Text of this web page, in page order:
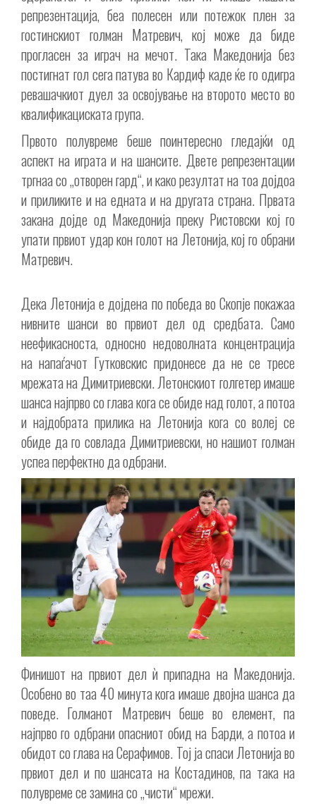
репрезентација, беа полесен или потежок плен за
гостинскиот голман Матревич, кој може да биде
прогласен за играч на мечот. Така Македонија без
постигнат гол сега патува во Кардиф каде ќе го одигра
ревашачкиот дуел за освојување на второто место во
квалификациската група.
Првото полувреме беше поинтересно гледајќи од
аспект на играта и на шансите. Двете репрезентации
тргнаа со „отворен гард“, и како резултат на тоа дојдоа
и приликите и на едната и на другата страна. Првата
закана дојде од Македонија преку Ристовски кој го
упати првиот удар кон голот на Летонија, кој го обрани
Матревич.
Дека Летонија е дојдена по победа во Скопје покажаа
нивните шанси во првиот дел од средбата. Само
неефикасноста, односно недоволната концентрација
на напаѓачот Гутковскис придонесе да не се тресе
мрежата на Димитриевски. Летонскиот голгетер имаше
шанса најпрво со глава кога се обиде над голот, а потоа
и најдобрата прилика на Летонија кога со волеј се
обиде да го совлада Димитриевски, но нашиот голман
успеа перфектно да одбрани.
Финишот на првиот дел ѝ припадна на Македонија.
Особено во таа 40 минута кога имаше двојна шанса да
поведе. Голманот Матревич беше во елемент, па
најпрво го одбрани опасниот обид на Барди, а потоа и
обидот со глава на Серафимов. Тој ја спаси Летонија во
првиот дел и по шансата на Костадинов, па така на
полувреме се замина со „чисти“ мрежи.